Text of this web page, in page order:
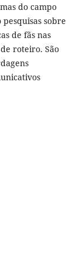
do campo
sobre
de fãs nas
roteiro. São